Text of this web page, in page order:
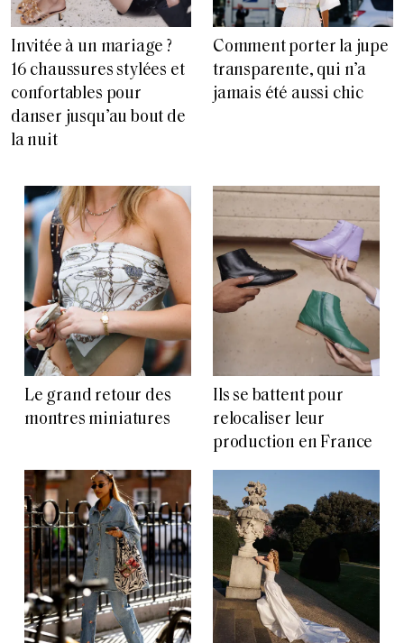
Invitée à un mariage ?
16 chaussures stylées et
confortables pour
danser jusqu’au bout de
la nuit
Comment porter la jupe
transparente, qui n’a
jamais été aussi chic
Le grand retour des
montres miniatures
Ils se battent pour
relocaliser leur
production en France